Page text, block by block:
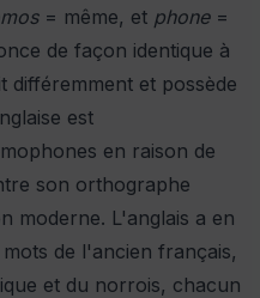
= même, et phone=
de façon identique à
différemment et possède
est
en raison de
son orthographe
moderne. L'anglais a en
de l'ancien français,
et du norrois, chacun